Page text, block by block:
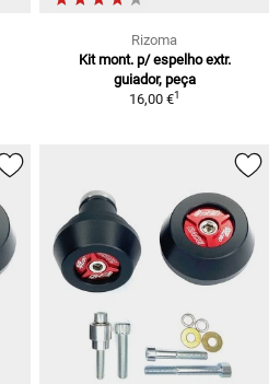
Rizoma
Kit mont. p/ espelho extr.
guiador, peça
16,00 €1